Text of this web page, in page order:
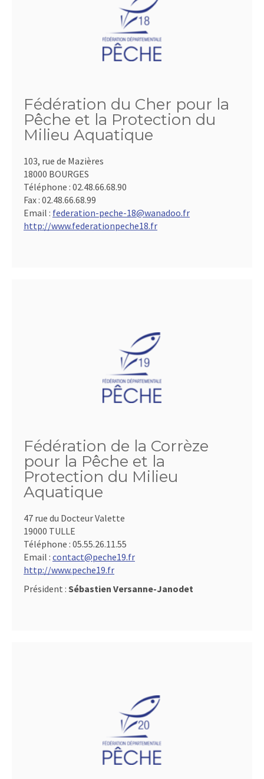
Fédération du Cher pour la
Pêche et la Protection du
Milieu Aquatique
103, rue de Mazières
18000 BOURGES
Téléphone : 02.48.66.68.90
Fax : 02.48.66.68.99
Email : federation-peche-18@wanadoo.fr
http://www.federationpeche18.fr
Fédération de la Corrèze
pour la Pêche et la
Protection du Milieu
Aquatique
47 rue du Docteur Valette
19000 TULLE
Téléphone : 05.55.26.11.55
Email : contact@peche19.fr
http://www.peche19.fr
Président : Sébastien Versanne-Janodet